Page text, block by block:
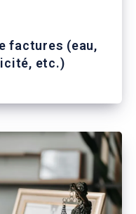
factures (eau,
etc.)